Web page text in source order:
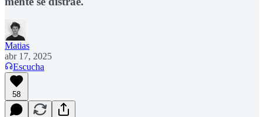
Matias
abr 17, 2025
Escucha
58